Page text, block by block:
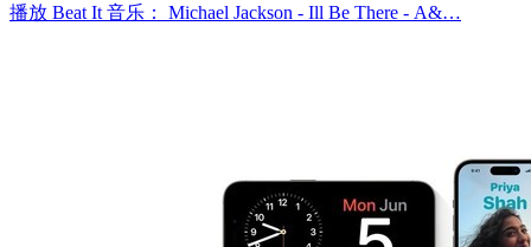
播放 Beat It 音乐： Michael Jackson - Ill Be There - A&…